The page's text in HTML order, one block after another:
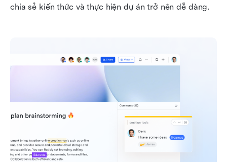
chia sẻ kiến thức và thực hiện dự án trở nên dễ dàng.